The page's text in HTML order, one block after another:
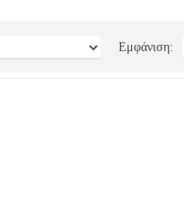
Εμφάνιση: